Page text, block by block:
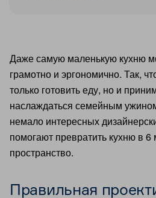
Даже самую маленькую кухню
грамотно и эргономично. Так,
только готовить еду, но и
наслаждаться семейным
немало интересных
помогают превратить кухню в 6
пространство.
Правильная